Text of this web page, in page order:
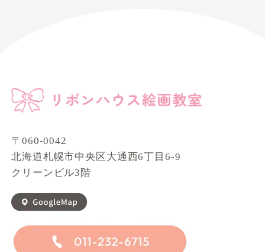
〒060-0042
北海道札幌市中央区大通西6丁目6-9
クリーンビル3階